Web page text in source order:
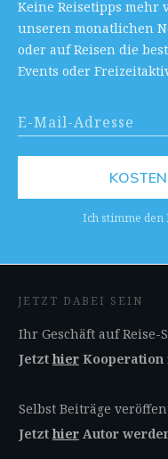
Keine Reisetipps mehr
unseren monatlichen
oder auf Reisen die
Events oder
Ich stimme den
JETZT DABEI SEIN
Ihr Geschäft auf Reise-
Jetzthier Kooperation
Selbst Beiträge
Jetzthier Autor